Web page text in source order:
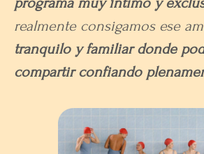
realmente consigamos ese
tranquilo y familiar donde
compartir confiando